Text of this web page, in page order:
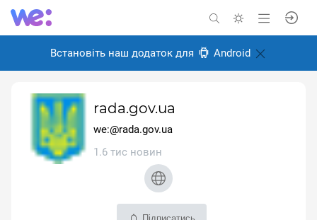
Встановіть наш додаток для Android
rada.gov.ua
we:@rada.gov.ua
1.6 тис новин
Підписатись